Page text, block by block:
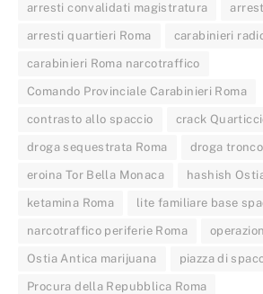
arresti convalidati magistratura
arresti quartieri Roma carabinieri
carabinieri Roma narcotraffico
Comando Provinciale Carabinieri Roma
contrasto allo spaccio crack
droga sequestrata Roma droga
eroina Tor Bella Monaca hashish
ketamina Roma lite familiare base
narcotraffico periferie Roma
Ostia Antica marijuana piazza di
Procura della Repubblica Roma